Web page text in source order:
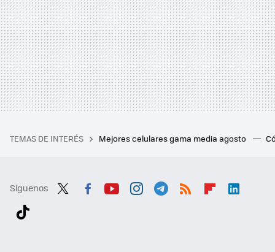
TEMAS DE INTERÉS Mejores celulares gama media agosto
Síguenos